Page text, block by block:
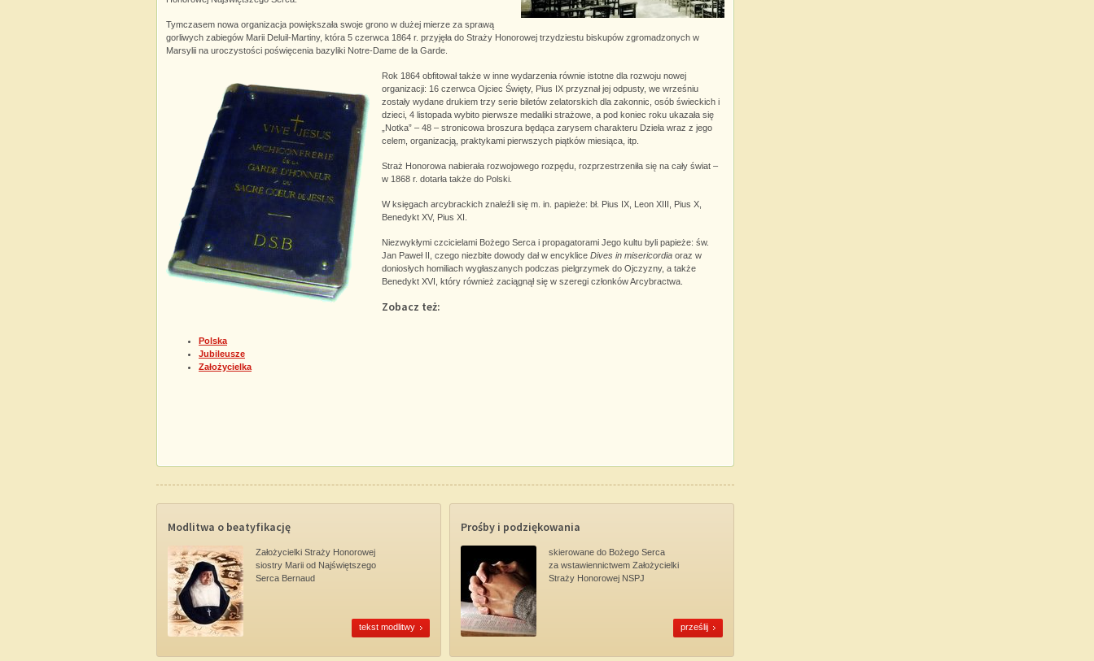
Tymczasem nowa organizacja powiększała swoje grono w dużej mierze za sprawą
gorliwych zabiegów Marii Deluil-Martiny, która 5 czerwca 1864 r. przyjęła do Straży Honorowej trzydziestu biskupów zgromadzonych w
Marsylii na uroczystości poświęcenia bazyliki Notre-Dame de la Garde.
Rok 1864 obfitował także w inne wydarzenia równie istotne dla rozwoju nowej
organizacji: 16 czerwca Ojciec Święty, Pius IX przyznał jej odpusty, we wrześniu
zostały wydane drukiem trzy serie biletów zelatorskich dla zakonnic, osób świeckich i
dzieci, 4 listopada wybito pierwsze medaliki strażowe, a pod koniec roku ukazała się
„Notka” – 48 – stronicowa broszura będąca zarysem charakteru Dzieła wraz z jego
celem, organizacją, praktykami pierwszych piątków miesiąca, itp.
Straż Honorowa nabierała rozwojowego rozpędu, rozprzestrzeniła się na cały świat –
w 1868 r. dotarła także do Polski.
W księgach arcybrackich znaleźli się m. in. papieże: bł. Pius IX, Leon XIII, Pius X,
Benedykt XV, Pius XI.
Niezwykłymi czcicielami Bożego Serca i propagatorami Jego kultu byli papieże: św.
Jan Paweł II, czego niezbite dowody dał w encyklice Dives in misericordia oraz w
doniosłych homiliach wygłaszanych podczas pielgrzymek do Ojczyzny, a także
Benedykt XVI, który również zaciągnął się w szeregi członków Arcybractwa.
Zobacz też:
Polska
Jubileusze
Założycielka
Modlitwa o beatyfikację
Założycielki Straży Honorowej
siostry Marii od Najświętszego
Serca Bernaud
tekst modlitwy
Prośby i podziękowania
skierowane do Bożego Serca
za wstawiennictwem Założycielki
Straży Honorowej NSPJ
prześlij